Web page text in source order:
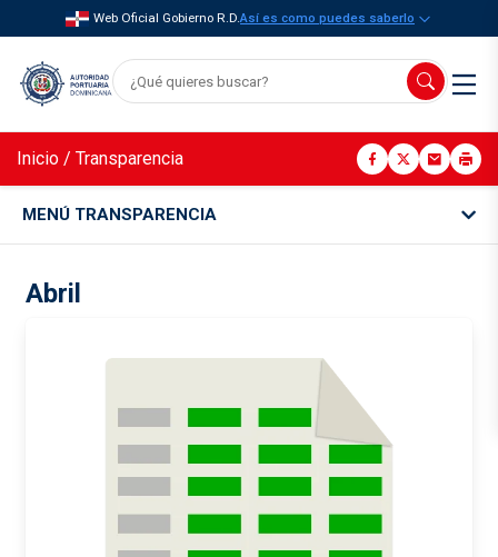
Web Oficial Gobierno R.D.Así es como puedes saberlo
Inicio / Transparencia
MENÚ TRANSPARENCIA
Abril